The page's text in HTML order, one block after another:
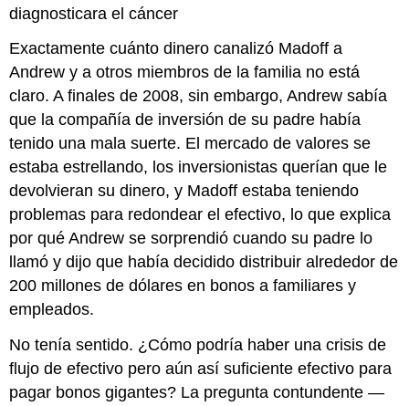
diagnosticara el cáncer
Exactamente cuánto dinero canalizó Madoff a
Andrew y a otros miembros de la familia no está
claro. A finales de 2008, sin embargo, Andrew sabía
que la compañía de inversión de su padre había
tenido una mala suerte. El mercado de valores se
estaba estrellando, los inversionistas querían que le
devolvieran su dinero, y Madoff estaba teniendo
problemas para redondear el efectivo, lo que explica
por qué Andrew se sorprendió cuando su padre lo
llamó y dijo que había decidido distribuir alrededor de
200 millones de dólares en bonos a familiares y
empleados.
No tenía sentido. ¿Cómo podría haber una crisis de
flujo de efectivo pero aún así suficiente efectivo para
pagar bonos gigantes? La pregunta contundente —